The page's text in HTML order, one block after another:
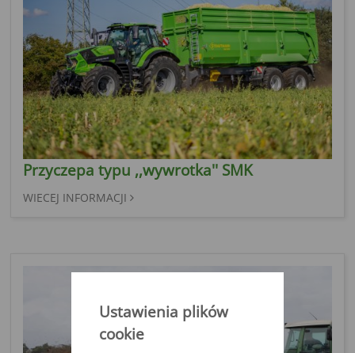
Ustawienia plików
cookie
Przyczepa typu ,,wywrotka'' SMK
WIECEJ INFORMACJI